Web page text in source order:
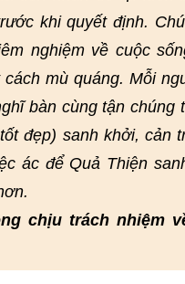
khi quyết định.
nghiệm về cuộc
mù quáng. Mỗi
bàn cùng tận chúng
đẹp) sanh khởi, cản
ác để Quả Thiện
chịu trách nhiệm